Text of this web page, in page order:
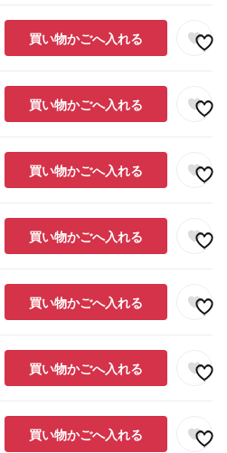
買い物かごへ入れる
買い物かごへ入れる
買い物かごへ入れる
買い物かごへ入れる
買い物かごへ入れる
買い物かごへ入れる
買い物かごへ入れる